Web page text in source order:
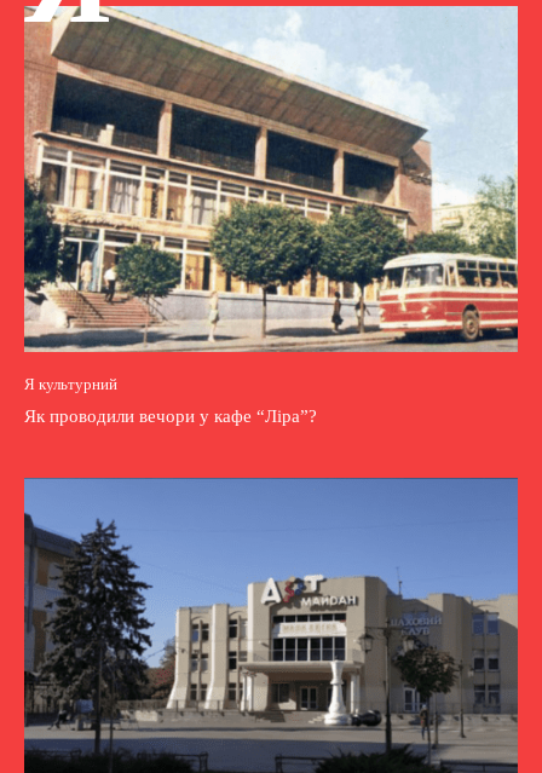
Я культурний
Як проводили вечори у кафе “Ліра”?